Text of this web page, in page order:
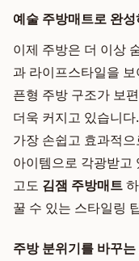
예술 주방매트로 완
이제 주방은 더 이상
과 라이프스타일을
픈형 주방 구조가 보
더욱 커지고 있습니
가장 손쉽고 효과적
아이템으로 각광받고
고도 김잼 주방매트
꿀 수 있는 스타일링
주방 분위기를 바꾸